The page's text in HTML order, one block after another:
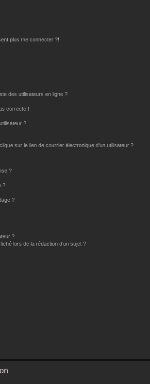
plus me connecter ?!
des utilisateurs en ligne ?
correcte !
?
sur le lien de courrier électronique d’un utilisateur ?
?
?
?
?
lors de la rédaction d’un sujet ?